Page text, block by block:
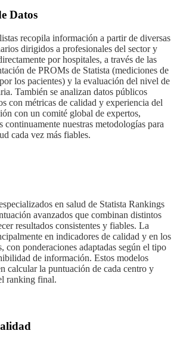
Datos
recopila información a partir de diversas
dirigidos a profesionales del sector y
por hospitales, a través de las
de PROMs de Statista (mediciones de
los pacientes) y la evaluación del nivel de
También se analizan datos públicos
con métricas de calidad y experiencia del
con un comité global de expertos,
continuamente nuestras metodologías para
cada vez más fiables.
en salud de Statista Rankings
avanzados que combinan distintos
resultados consistentes y fiables. La
en indicadores de calidad y en los
con ponderaciones adaptadas según el tipo
de información. Estos modelos
calcular la puntuación de cada centro y
ranking final.